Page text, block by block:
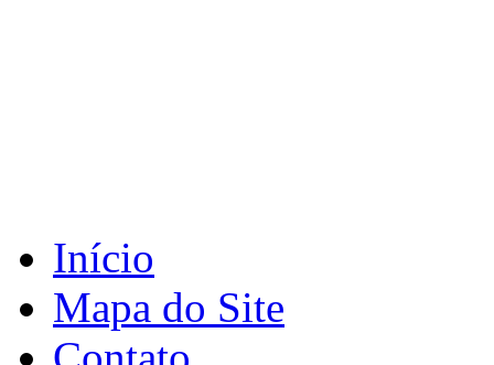
Início
Mapa do Site